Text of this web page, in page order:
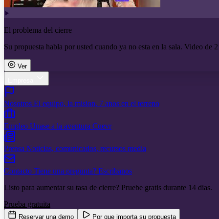
El problema del cierre
Su propuesta habla por usted cuando ya no esta en la sala. Video de
Ver
Nosotros El equipo, la mision, 7 anos en el terreno
Empleo Unase a la aventura Cuevr
Prensa Noticias, comunicados, recursos media
Contacto Tiene una pregunta? Escribanos
Listo para aumentar su tasa de cierre? Pruebe gratis durante 14 dias.
Prueba gratuita
Reservar una demo Por que importa su propuesta